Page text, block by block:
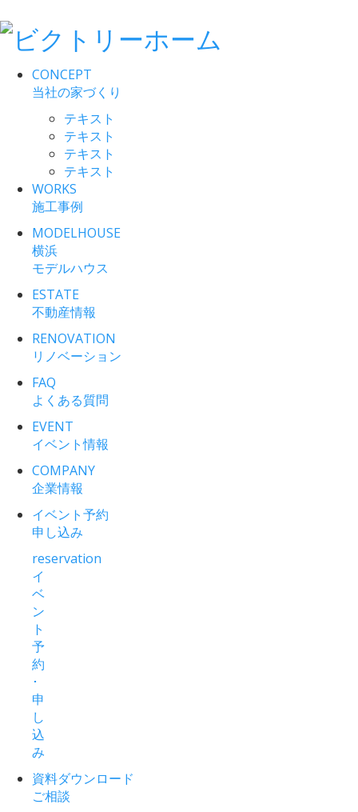
CONCEPT
当社の家づくり
テキスト
テキスト
テキスト
テキスト
WORKS
施工事例
MODELHOUSE
横浜
モデルハウス
ESTATE
不動産情報
RENOVATION
リノベーション
FAQ
よくある質問
EVENT
イベント情報
COMPANY
企業情報
イベント予約
申し込み
reservation
イ
ベ
ン
ト
予
約
･
申
し
込
み
資料ダウンロード
ご相談